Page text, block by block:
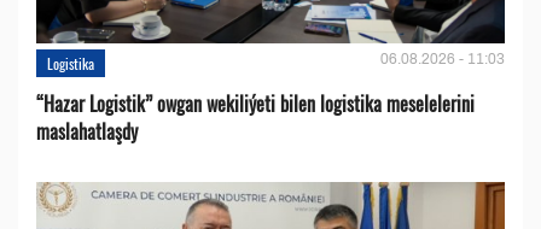
Logistika 06.08.2026 - 11:03
“Hazar Logistik” owgan wekiliýeti bilen logistika meselelerini
maslahatlaşdy